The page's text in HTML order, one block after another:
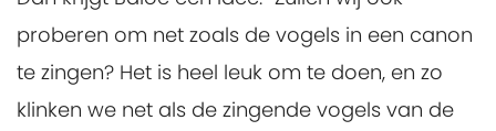
proberen om net zoals de vogels in een canon
te zingen? Het is heel leuk om te doen, en zo
klinken we net als de zingende vogels van de